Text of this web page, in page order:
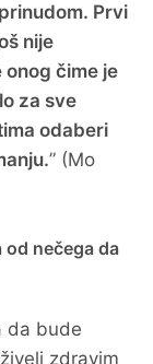
Prvi
nije
čime je
za sve
odaberi
” (Mo
od nečega da
da bude
zdravim